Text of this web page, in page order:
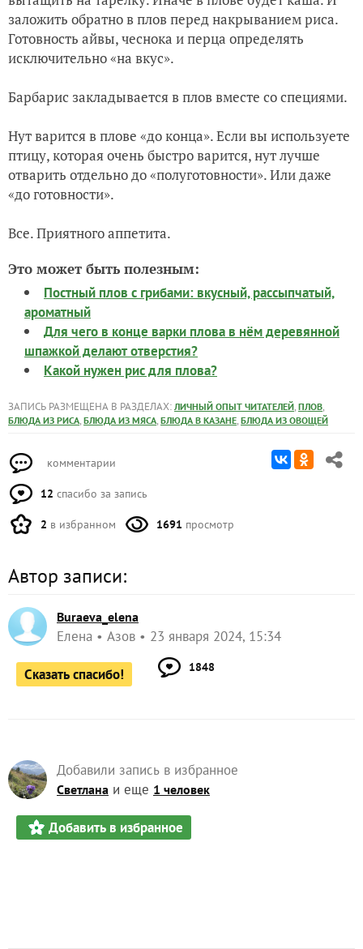
заложить обратно в плов перед накрыванием риса.
Готовность айвы, чеснока и перца определять
исключительно «на вкус».
Барбарис закладывается в плов вместе со специями.
Нут варится в плове «до конца». Если вы используете
птицу, которая очень быстро варится, нут лучше
отварить отдельно до «полуготовности». Или даже
«до готовности».
Все. Приятного аппетита.
Это может быть полезным:
Постный плов с грибами: вкусный, рассыпчатый,
ароматный
Для чего в конце варки плова в нём деревянной
шпажкой делают отверстия?
Какой нужен рис для плова?
ЗАПИСЬ РАЗМЕЩЕНА В РАЗДЕЛАХ: ЛИЧНЫЙ ОПЫТ ЧИТАТЕЛЕЙ, ПЛОВ,
БЛЮДА ИЗ РИСА, БЛЮДА ИЗ МЯСА, БЛЮДА В КАЗАНЕ, БЛЮДА ИЗ ОВОЩЕЙ
комментарии
12 спасибо за запись
2 в избранном 1691 просмотр
Автор записи:
Buraeva_elena
Елена Азов 23 января 2024, 15:34
Сказать спасибо! 1848
Добавили запись в избранное
Светлана и еще 1 человек
Добавить в избранное